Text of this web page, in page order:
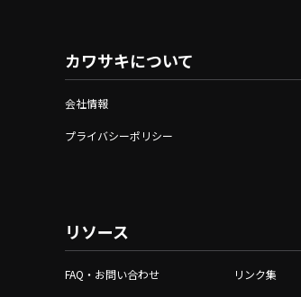
カワサキについて
会社情報
プライバシーポリシー
リソース
FAQ・お問い合わせ リンク集